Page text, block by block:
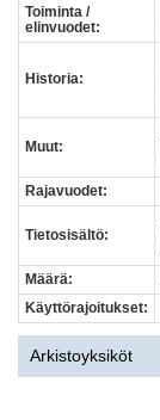
Toiminta /
elinvuodet:
Historia:
Muut:
Rajavuodet:
Tietosisältö:
Määrä:
Käyttörajoitukset:
Arkistoyksiköt